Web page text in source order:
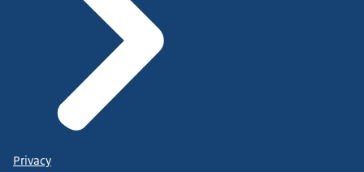
Privacy